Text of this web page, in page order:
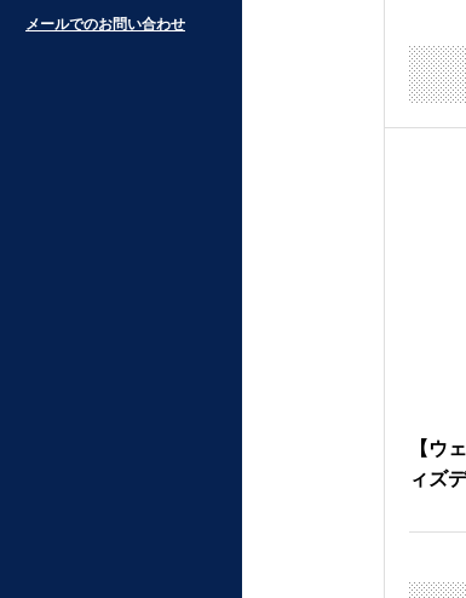
【ウ
ィズ
メールでのお問い合わせ